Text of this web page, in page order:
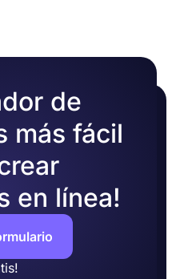
de
más fácil
en línea!